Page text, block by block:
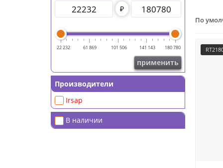
₽
22 232 61 869 101 506 141 143 180 780
применить
Производители
Irsap
В наличии
По